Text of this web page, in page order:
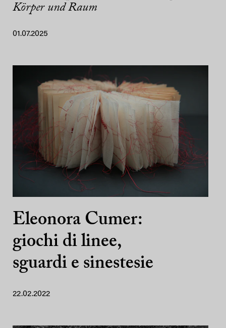
Körper und Raum
01.07.2025
Eleonora Cumer:
giochi di linee,
sguardi e sinestesie
22.02.2022